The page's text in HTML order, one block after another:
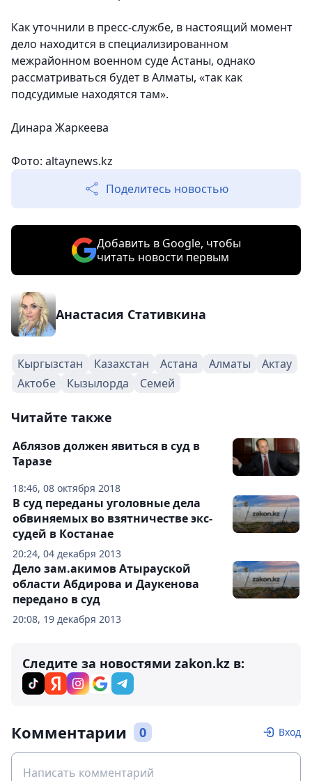
Как уточнили в пресс-службе, в настоящий момент
дело находится в специализированном
межрайонном военном суде Астаны, однако
рассматриваться будет в Алматы, «так как
подсудимые находятся там».
Динара Жаркеева
Фото: altaynews.kz
Поделитесь новостью
Добавить в Google, чтобы
читать новости первым
Анастасия Стативкина
Кыргызстан Казахстан Астана Алматы
Актау
Актобе
Кызылорда Семей
Читайте также
18:46, 08 октября 2018
Аблязов должен явиться в суд в
Таразе
20:24, 04 декабря 2013
В суд переданы уголовные дела
обвиняемых во взятничестве экс-
судей в Костанае
20:08, 19 декабря 2013
Дело зам.акимов Атырауской
области Абдирова и Даукенова
передано в суд
Следите за новостями zakon.kz в:
Комментарии 0 Вход